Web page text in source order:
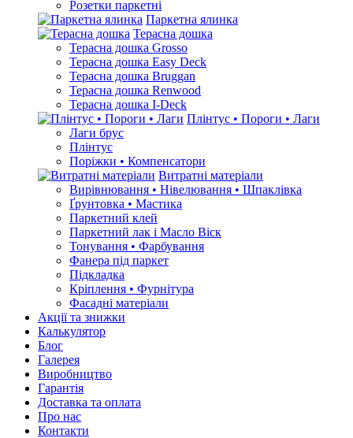
Розетки паркетні
Паркетна ялинка
Терасна дошка
Терасна дошка Grosso
Терасна дошка Easy Deck
Терасна дошка Bruggan
Терасна дошка Renwood
Терасна дошка I-Deck
Плінтус • Пороги • Лаги
Лаги брус
Плінтус
Поріжки • Компенсатори
Витратні матеріали
Вирівнювання • Нівелювання • Шпаклівка
Ґрунтовкa • Мастика
Паркетний клей
Паркетний лак і Масло Віск
Тонування • Фарбування
Фанера під паркет
Підкладка
Кріплення • Фурнітура
Фасадні матеріали
Акції та знижки
Калькулятор
Блог
Галерея
Виробництво
Гарантія
Доставка та оплата
Про нас
Контакти